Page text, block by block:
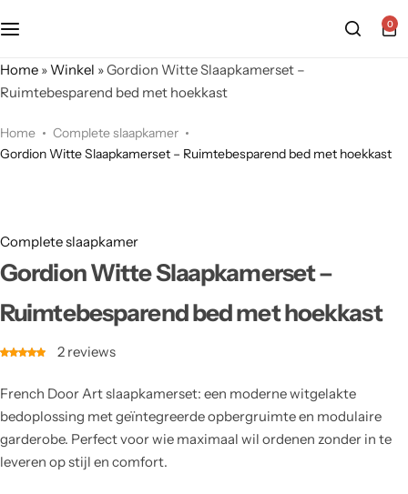
0
Home »Winkel »Gordion Witte Slaapkamerset –
Ruimtebesparend bed met hoekkast
Home
Complete slaapkamer
Gordion Witte Slaapkamerset – Ruimtebesparend bed met hoekkast
Complete slaapkamer
Gordion Witte Slaapkamerset –
Ruimtebesparend bed met hoekkast
2 reviews
French Door Art slaapkamerset: een moderne witgelakte
bedoplossing met geïntegreerde opbergruimte en modulaire
garderobe. Perfect voor wie maximaal wil ordenen zonder in te
leveren op stijl en comfort.